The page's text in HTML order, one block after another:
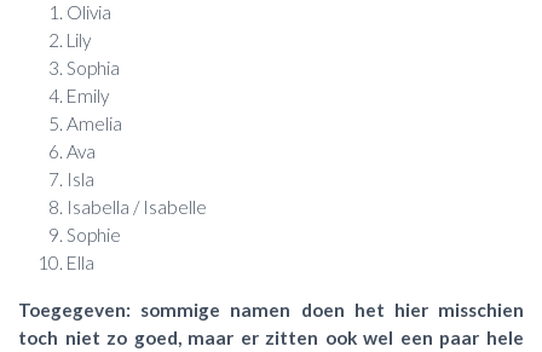
Olivia
Lily
Sophia
Emily
Amelia
Ava
Isla
Isabella / Isabelle
Sophie
Ella
Toegegeven: sommige namen doen het hier misschien
toch niet zo goed, maar er zitten ook wel een paar hele